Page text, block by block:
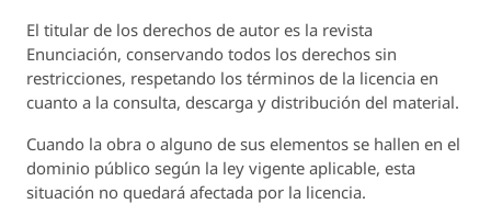
El titular de los derechos de autor es la revista
Enunciación, conservando todos los derechos sin
restricciones, respetando los términos de la licencia en
cuanto a la consulta, descarga y distribución del material.
Cuando la obra o alguno de sus elementos se hallen en el
dominio público según la ley vigente aplicable, esta
situación no quedará afectada por la licencia.